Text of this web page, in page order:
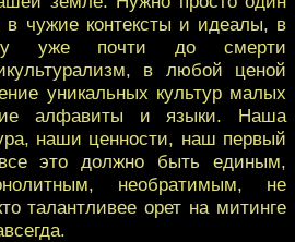
в чужие контексты и идеалы, в
уже почти до смерти
в любой ценой
уникальных культур малых
алфавиты и языки. Наша
наши ценности, наш первый
это должно быть единым,
необратимым, не
талантливее орет на митинге